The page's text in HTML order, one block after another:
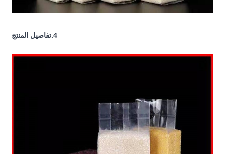
4.تفاصيل المنتج